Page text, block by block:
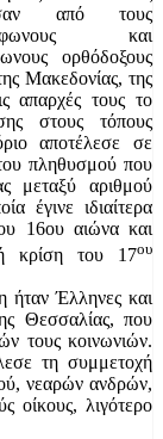
από τους
και
ορθόδοξους
Μακεδονίας, της
απαρχές τους το
στους τόπους
αποτέλεσε σε
πληθυσμού που
μεταξύ αριθμού
έγινε ιδιαίτερα
16ου αιώνα και
κρίση του 17ου
ήταν Έλληνες και
Θεσσαλίας, που
τους κοινωνιών.
τη συμμετοχή
νεαρών ανδρών,
οίκους, λιγότερο